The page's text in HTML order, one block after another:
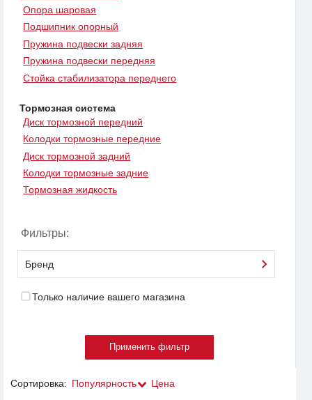
Опора шаровая
Подшипник опорный
Пружина подвески задняя
Пружина подвески передняя
Стойка стабилизатора переднего
Тормозная система
Диск тормозной передний
Колодки тормозные передние
Диск тормозной задний
Колодки тормозные задние
Тормозная жидкость
Фильтры:
Бренд
Только наличие вашего магазина
Сортировка: Популярность Цена